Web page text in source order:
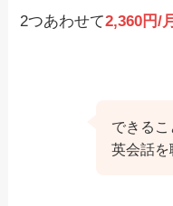
2つあわせて2,360円/月
できる
英会話を